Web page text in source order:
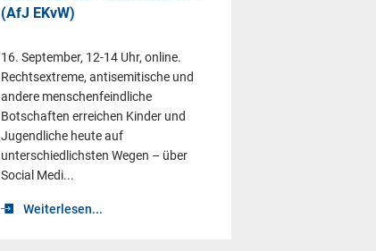
(AfJ EKvW)
16. September, 12-14 Uhr, online.
Rechtsextreme, antisemitische und
andere menschenfeindliche
Botschaften erreichen Kinder und
Jugendliche heute auf
unterschiedlichsten Wegen – über
Social Medi...
Weiterlesen...